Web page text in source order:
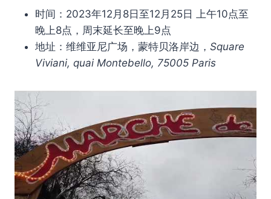
时间：2023年12月8日至12月25日 上午10点至
晚上8点，周末延长至晚上9点
地址：维维亚尼广场，蒙特贝洛岸边， Square
Viviani, quai Montebello, 75005 Paris